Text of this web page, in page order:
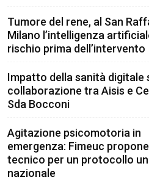
Tumore del rene, al San
Milano l’intelligenza
rischio prima dell’intervento
Impatto della sanità digitale
collaborazione tra Aisis e
Sda Bocconi
Agitazione psicomotoria in
emergenza: Fimeuc
tecnico per un protocollo
nazionale